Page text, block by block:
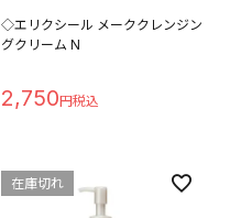
◇エリクシール メーククレンジン
グクリーム N
2,750
在庫切れ